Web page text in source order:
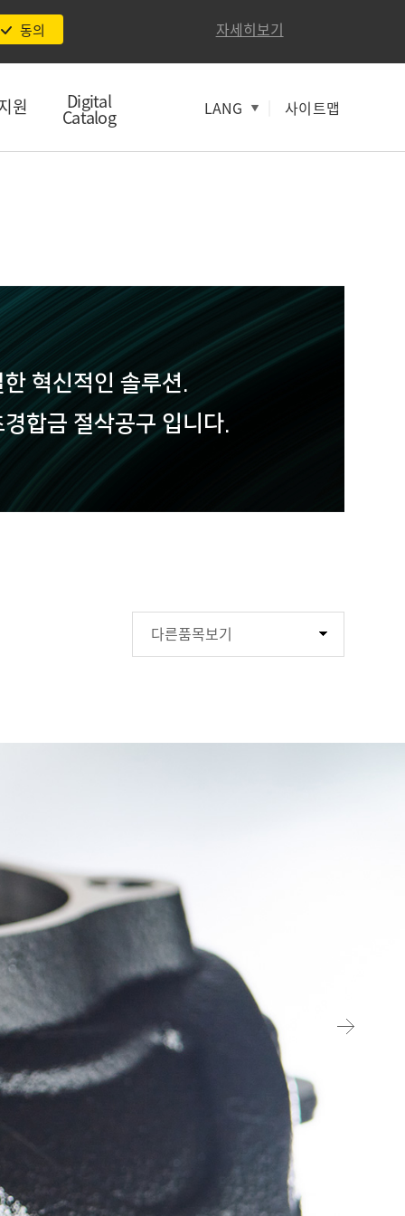
동의 자세히보기
원 Digital
Catalog LANG 사이트맵
혁신적인 솔루션.
합금 절삭공구 입니다.
다른품목보기